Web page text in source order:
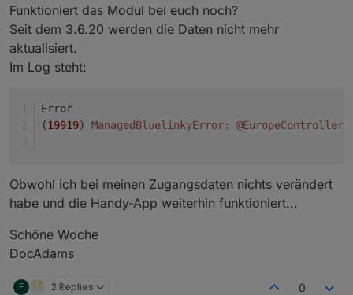
Funktioniert das Modul bei euch noch?
Seit dem 3.6.20 werden die Daten nicht mehr
aktualisiert.
Im Log steht:
Error
(19919) ManagedBluelinkyError: @EuropeController
Obwohl ich bei meinen Zugangsdaten nichts verändert
habe und die Handy-App weiterhin funktioniert...
Schöne Woche
DocAdams
F 2 Replies 0